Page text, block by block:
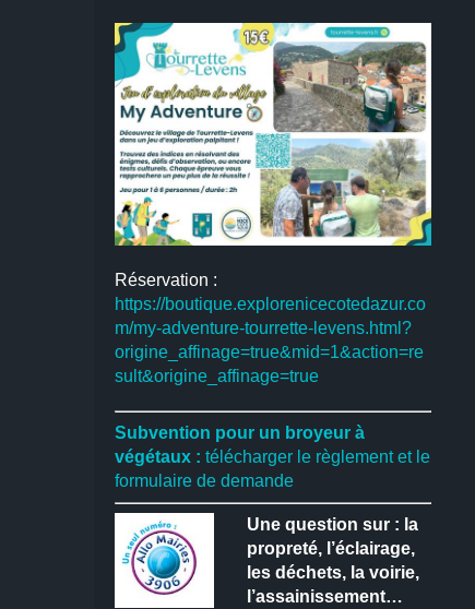
Réservation :
https://boutique.explorenicecotedazur.co
m/my-adventure-tourrette-levens.html?
origine_affinage=true&mid=1&action=re
sult&origine_affinage=true
Subvention pour un broyeur à
végétaux : télécharger le règlement et le
formulaire de demande
Une question sur : la
propreté, l’éclairage,
les déchets, la voirie,
l’assainissement…